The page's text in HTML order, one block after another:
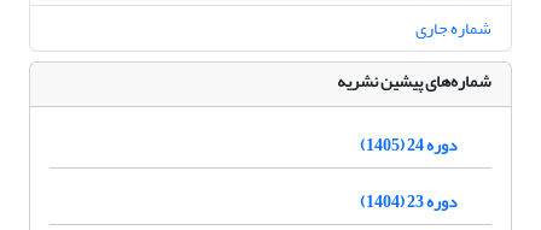
شماره جاری
شماره‌های پیشین نشریه
دوره 24 (1405)
دوره 23 (1404)